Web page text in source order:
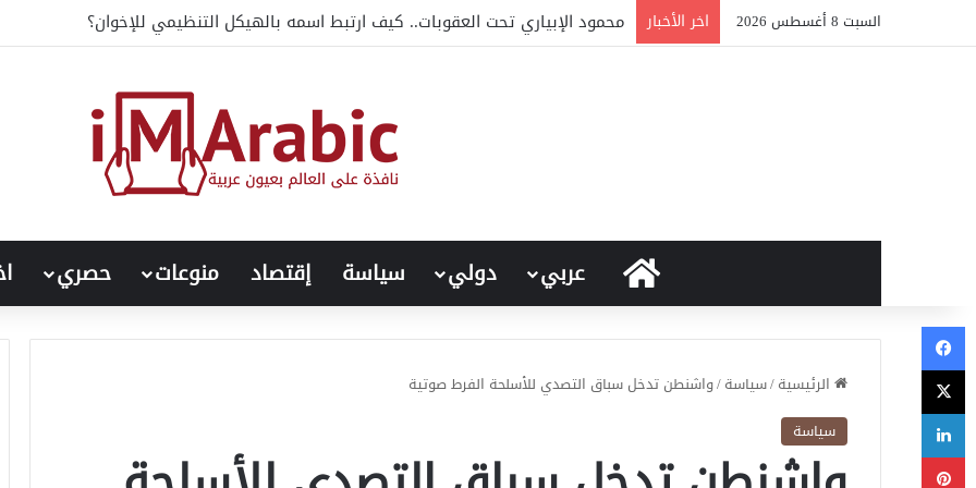
السبت 8 أغسطس 2026 اخر الأخبار الإخوان تحت المجهر الأمريكي في أوروبا.. محمود الأيباري
الرئيسية
عربي دولي سياسة إقتصاد منوعات حصري
الرئيسية/سياسة/واشنطن تدخل سباق التصدي للأسلحة الفرط صوتية
سياسة